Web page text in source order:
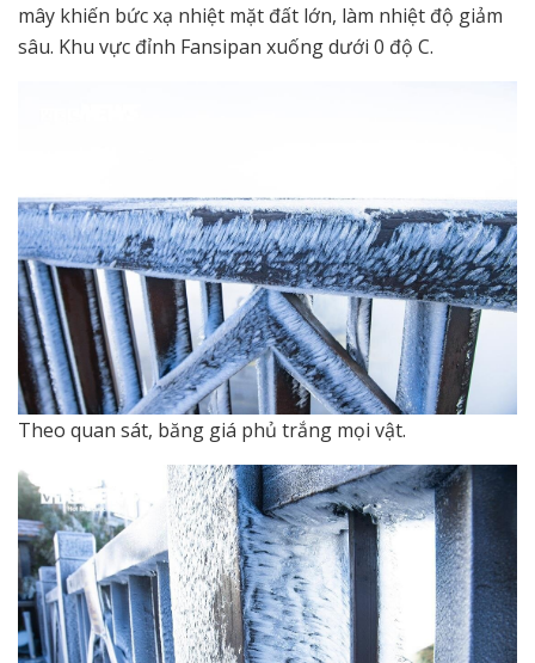
mây khiến bức xạ nhiệt mặt đất lớn, làm nhiệt độ giảm
sâu. Khu vực đỉnh Fansipan xuống dưới 0 độ C.
Theo quan sát, băng giá phủ trắng mọi vật.